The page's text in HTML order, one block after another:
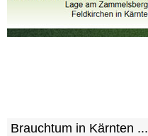
Brauchtum in Kärnten ...